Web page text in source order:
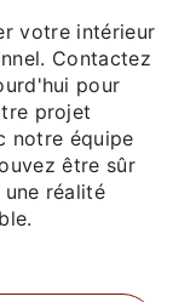
votre intérieur
Contactez
pour
projet
notre équipe
être sûr
réalité